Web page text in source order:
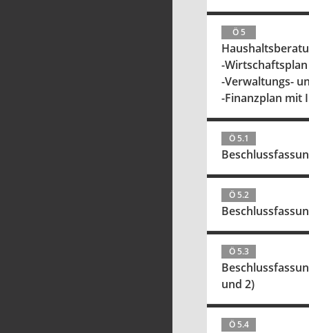
Ö 5
-
-Verwaltungs-
-Finanzplan mit
Ö 5.1
Ö 5.2
Ö 5.3
und 2)
Ö 5.4